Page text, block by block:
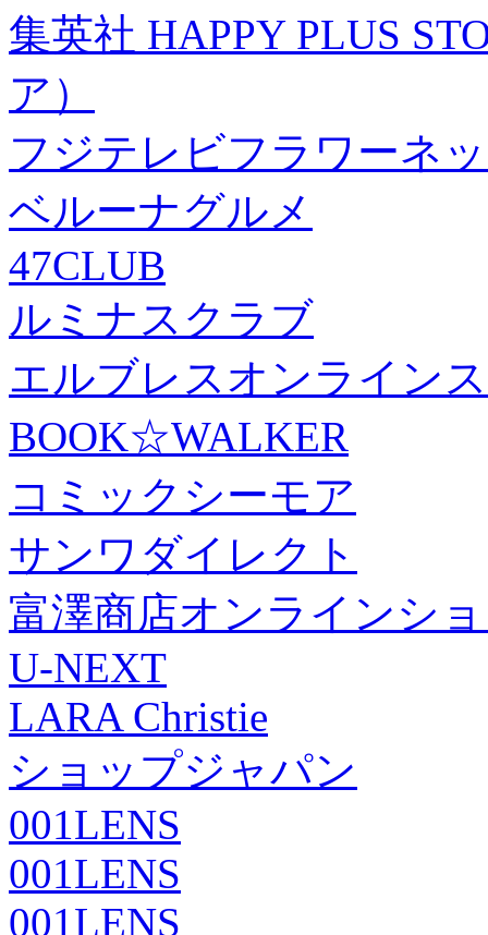
集英社 HAPPY PLUS
ア）
フジテレビフラワーネ
ベルーナグルメ
47CLUB
ルミナスクラブ
エルブレスオンライン
BOOK☆WALKER
コミックシーモア
サンワダイレクト
富澤商店オンラインシ
U-NEXT
LARA Christie
ショップジャパン
001LENS
001LENS
001LENS